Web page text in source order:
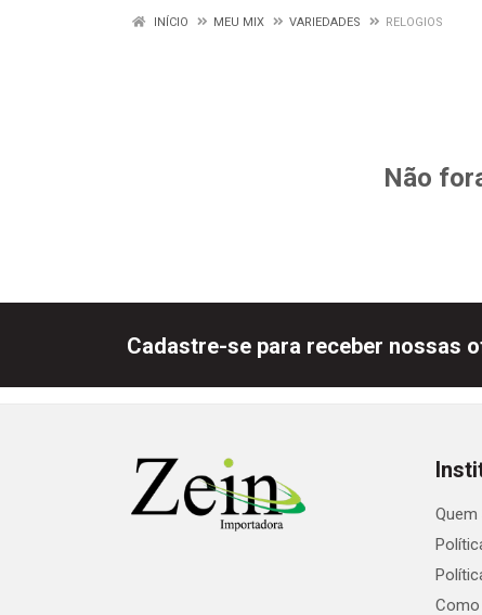
INÍCIO MEU MIX VARIEDADES RELOGIOS
Não
Cadastre-se para receber nossas